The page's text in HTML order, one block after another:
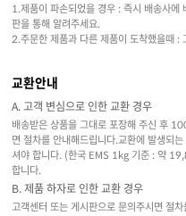
1.제품이 파손되었을 경우 : 즉시 배송사에
판을 통해 알려주세요.
2.주문한 제품과 다른 제품이 도착했을때 :
교환안내
A. 고객 변심으로 인한 교환 경우
배송받은 상품을 그대로 포장해 주신 후
면 절차를 안내해드립니다.교환에 발생되
셔야 합니다. (한국 EMS 1kg 기준 : 약
합니다.
B. 제품 하자로 인한 교환 경우
고객센터 또는 게시판으로 문의주시면 절